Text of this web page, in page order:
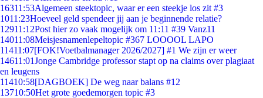
16311:53Algemeen steektopic, waar er een steekje los zit #3
1011:23Hoeveel geld spendeer jij aan je beginnende relatie?
12911:12Post hier zo vaak mogelijk om 11:11 #39 Vanz11
14011:08Meisjesnamenlepeltopic #367 LOOOOL LAPO
11411:07[FOK!Voetbalmanager 2026/2027] #1 We zijn er weer
14611:01Jonge Cambridge professor stapt op na claims over plagiaat
en leugens
11410:58[DAGBOEK] De weg naar balans #12
13710:50Het grote goedemorgen topic #3